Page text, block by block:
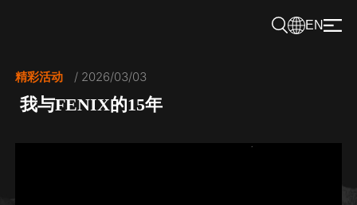
EN
精彩活动 / 2026/03/03
我与FENIX的15年